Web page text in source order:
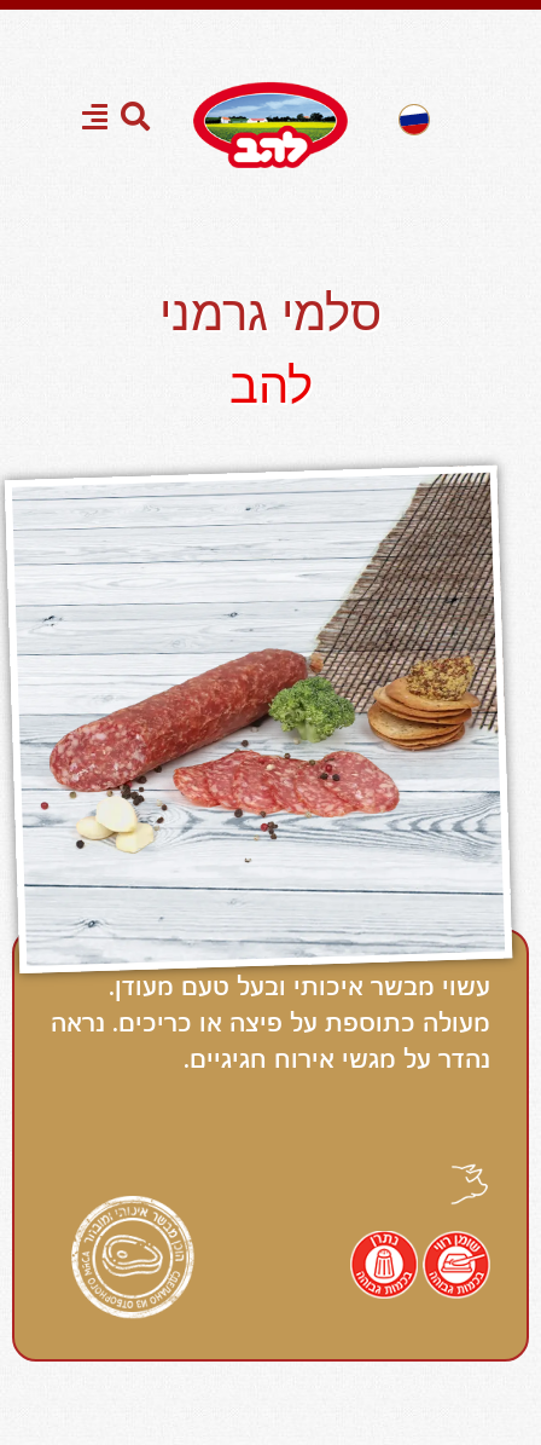
סלמי גרמני
להב
עשוי מבשר איכותי ובעל טעם מעודן.
מעולה כתוספת על פיצה או כריכים. נראה
נהדר על מגשי אירוח חגיגיים.